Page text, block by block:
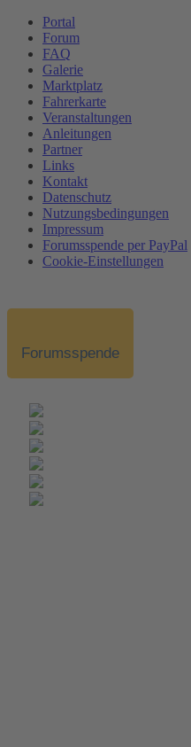
Portal
Forum
FAQ
Galerie
Marktplatz
Fahrerkarte
Veranstaltungen
Anleitungen
Partner
Links
Kontakt
Datenschutz
Nutzungsbedingungen
Impressum
Forumsspende per PayPal
Cookie-Einstellungen
Forumsspende